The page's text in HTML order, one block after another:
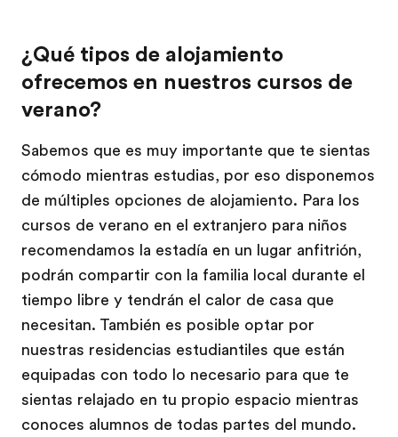
¿Qué tipos de alojamiento
ofrecemos en nuestros cursos de
verano?
Sabemos que es muy importante que te sientas
cómodo mientras estudias, por eso disponemos
de múltiples opciones de alojamiento. Para los
cursos de verano en el extranjero para niños
recomendamos la estadía en un lugar anfitrión,
podrán compartir con la familia local durante el
tiempo libre y tendrán el calor de casa que
necesitan. También es posible optar por
nuestras residencias estudiantiles que están
equipadas con todo lo necesario para que te
sientas relajado en tu propio espacio mientras
conoces alumnos de todas partes del mundo.